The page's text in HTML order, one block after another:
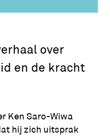
over
en de kracht
Ken Saro-Wiwa
hij zich uitsprak